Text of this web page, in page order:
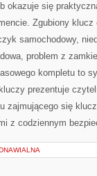
okazuje się
Zgubiony
samochodowy,
problem z
kompletu to
prezentuje
zajmującego się
z codziennym